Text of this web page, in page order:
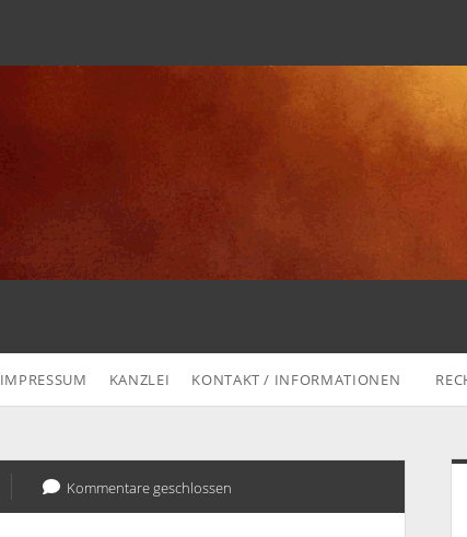
IMPRESSUM KANZLEI KONTAKT / INFORMATIONEN
Kommentare geschlossen